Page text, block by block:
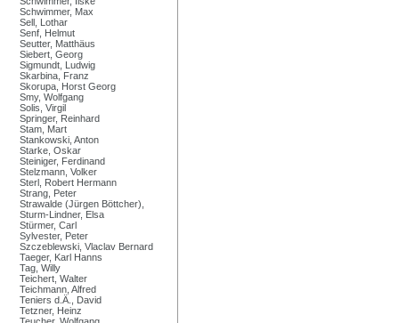
Schwimmer, Max
Sell, Lothar
Senf, Helmut
Seutter, Matthäus
Siebert, Georg
Sigmundt, Ludwig
Skarbina, Franz
Skorupa, Horst Georg
Smy, Wolfgang
Solis, Virgil
Springer, Reinhard
Stam, Mart
Stankowski, Anton
Starke, Oskar
Steiniger, Ferdinand
Stelzmann, Volker
Sterl, Robert Hermann
Strang, Peter
Strawalde (Jürgen Böttcher),
Sturm-Lindner, Elsa
Stürmer, Carl
Sylvester, Peter
Szczeblewski, Vlaclav Bernard
Taeger, Karl Hanns
Tag, Willy
Teichert, Walter
Teichmann, Alfred
Teniers d.Ä., David
Tetzner, Heinz